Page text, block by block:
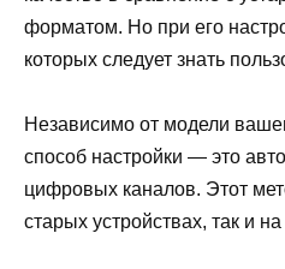
форматом. Но при его
которых следует знать
Независимо от модели
способ настройки — это
цифровых каналов. Этот
старых устройствах, так и